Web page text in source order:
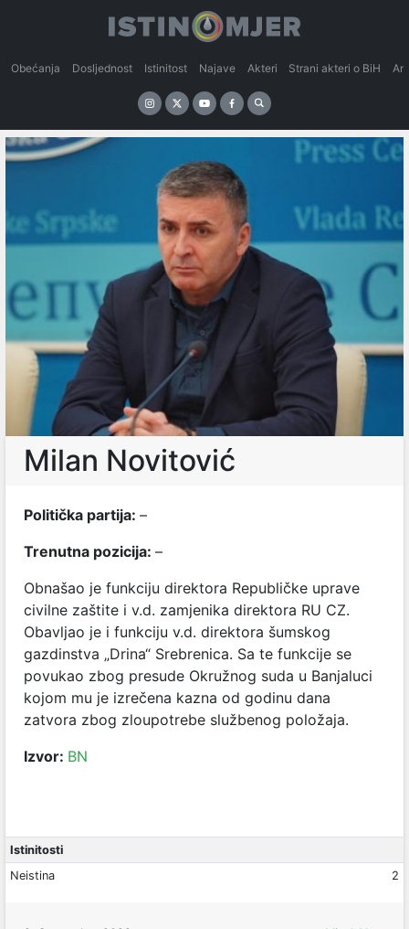
Obećanja Dosljednost Istinitost Najave Akteri Strani akteri o BiH
Milan Novitović
Politička partija: –
Trenutna pozicija: –
Obnašao je funkciju direktora Republičke uprave
civilne zaštite i v.d. zamjenika direktora RU CZ.
Obavljao je i funkciju v.d. direktora šumskog
gazdinstva „Drina“ Srebrenica. Sa te funkcije se
povukao zbog presude Okružnog suda u Banjaluci
kojom mu je izrečena kazna od godinu dana
zatvora zbog zloupotrebe službenog položaja.
Izvor: BN
Istinitosti
Neistina
2